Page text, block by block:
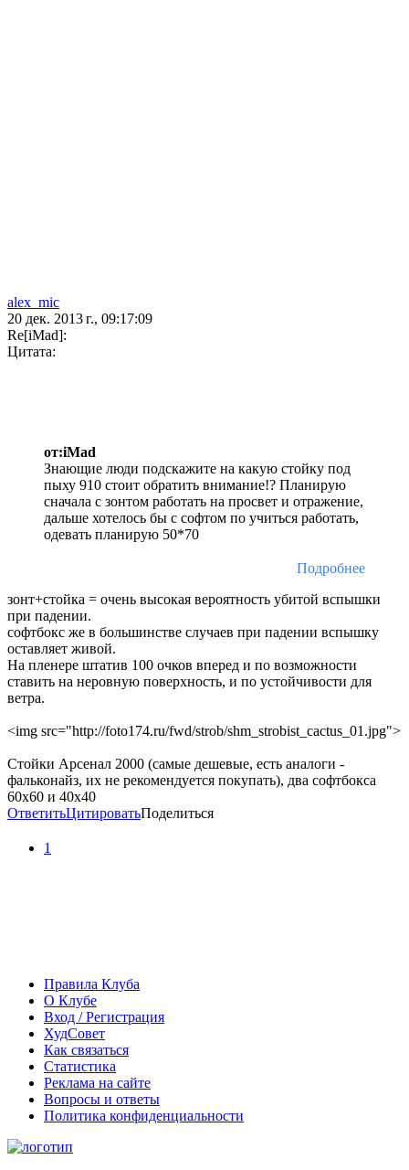
alex_mic
20 дек. 2013 г., 09:17:09
Re[iMad]:
Цитата:
от:iMad
Знающие люди подскажите на какую стойку под
пыху 910 стоит обратить внимание!? Планирую
сначала с зонтом работать на просвет и отражение,
дальше хотелось бы с софтом по учиться работать,
одевать планирую 50*70
Подробнее
зонт+стойка = очень высокая вероятность убитой вспышки
при падении.
софтбокс же в большинстве случаев при падении вспышку
оставляет живой.
На пленере штатив 100 очков вперед и по возможности
ставить на неровную поверхность, и по устойчивости для
ветра.
<img src="http://foto174.ru/fwd/strob/shm_strobist_cactus_01.jpg">
Стойки Арсенал 2000 (самые дешевые, есть аналоги -
фальконайз, их не рекомендуется покупать), два софтбокса
60х60 и 40х40
ОтветитьЦитироватьПоделиться
1
Правила Клуба
О Клубе
Вход / Регистрация
ХудСовет
Как связаться
Статистика
Реклама на сайте
Вопросы и ответы
Политика конфиденциальности